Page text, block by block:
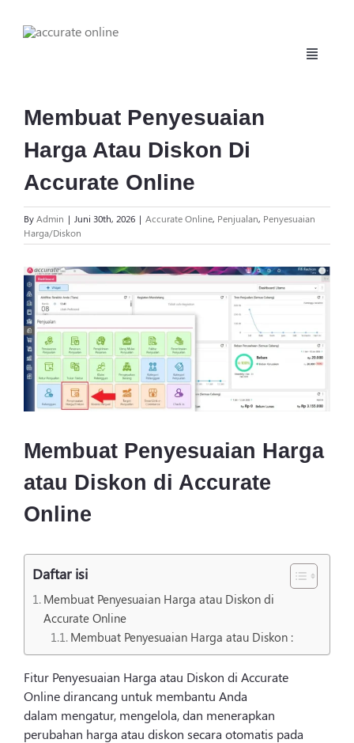
Toggle
Fitur
Daftar
Login
Membuat Penyesuaian
Harga Atau Diskon Di
Accurate Online
ByAdmin | Juni 30th, 2026 | Accurate Online, Penjualan, Penyesuaian
Harga/Diskon
View
Larger
Image
Membuat Penyesuaian Harga
atau Diskon di Accurate
Online
Daftar isi
Membuat Penyesuaian Harga atau Diskon di
Accurate Online
Membuat Penyesuaian Harga atau Diskon :
Fitur Penyesuaian Harga atau Diskon di Accurate
Online dirancang untuk membantu Anda
dalam mengatur, mengelola, dan menerapkan
perubahan harga atau diskon secara otomatis pada